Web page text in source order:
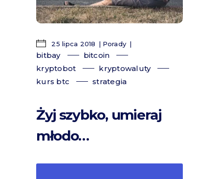
25 lipca 2018 Porady
bitbay
bitcoin
kryptobot
kryptowaluty
kurs btc
strategia
Żyj szybko, umieraj
młodo…